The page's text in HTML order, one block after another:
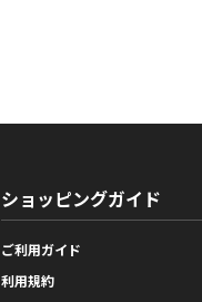
ショッピングガイド
ご利用ガイド
利用規約